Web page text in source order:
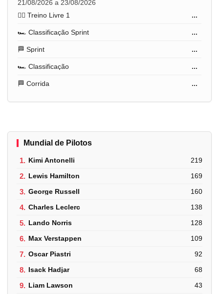
21/08/2026 a 23/08/2026
🏋️‍♂️ Treino Livre 1
...
🏎️ Classificação Sprint ...
🏁 Sprint ...
🏎️ Classificação ...
🏁 Corrida ...
Mundial de Pilotos
1. Kimi Antonelli 219
2. Lewis Hamilton 169
3. George Russell 160
4. Charles Leclerc 138
5. Lando Norris 128
6. Max Verstappen 109
7. Oscar Piastri 92
8. Isack Hadjar 68
9. Liam Lawson 43